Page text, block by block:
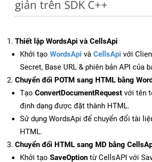
giản trên SDK C++
Thiết lập WordsApi và CellsApi
Khởi tạo WordsApi và CellsApi với
Secret, Base URL & phiên bản API của
Chuyển đổi POTM sang HTML bằng
Tạo ConvertDocumentRequest với tên
định dạng được đặt thành HTML.
Sử dụng WordsApi để chuyển đổi tài
HTML.
Chuyển đổi HTML sang MD bằng
Khởi tạo SaveOption từ CellsAPI với